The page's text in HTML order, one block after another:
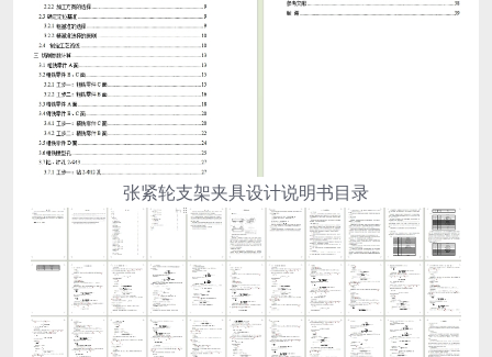
张紧轮支架夹具设计说明书目录